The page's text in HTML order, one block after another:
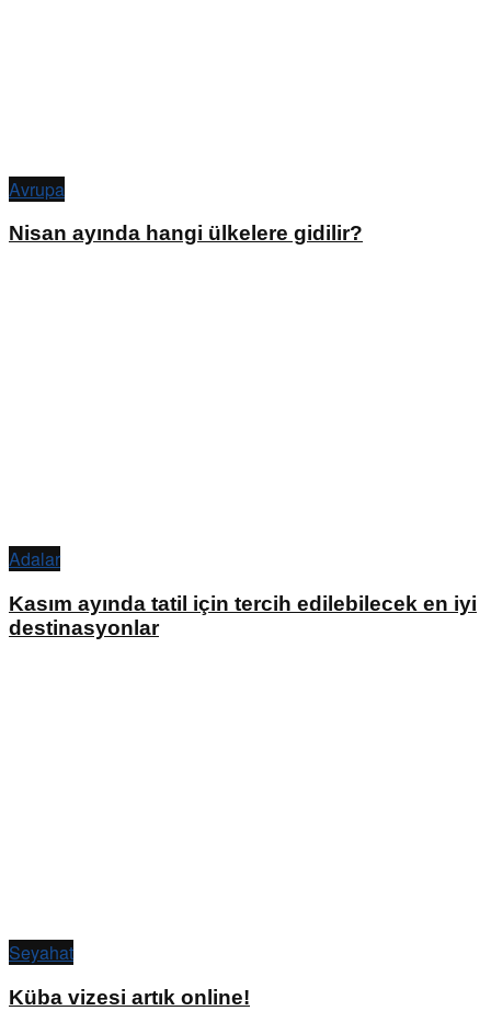
Avrupa
Nisan ayında hangi ülkelere gidilir?
Adalar
Kasım ayında tatil için tercih edilebilecek en iyi
destinasyonlar
Seyahat
Küba vizesi artık online!